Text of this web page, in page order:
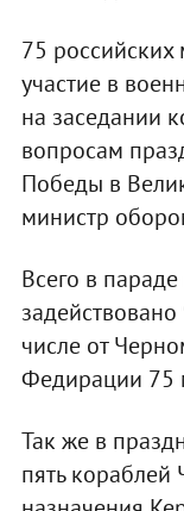
75
участие в
на заседании
вопросам
Победы в
министр
Всего в
числе от
Федирации 75
Так же в
пять